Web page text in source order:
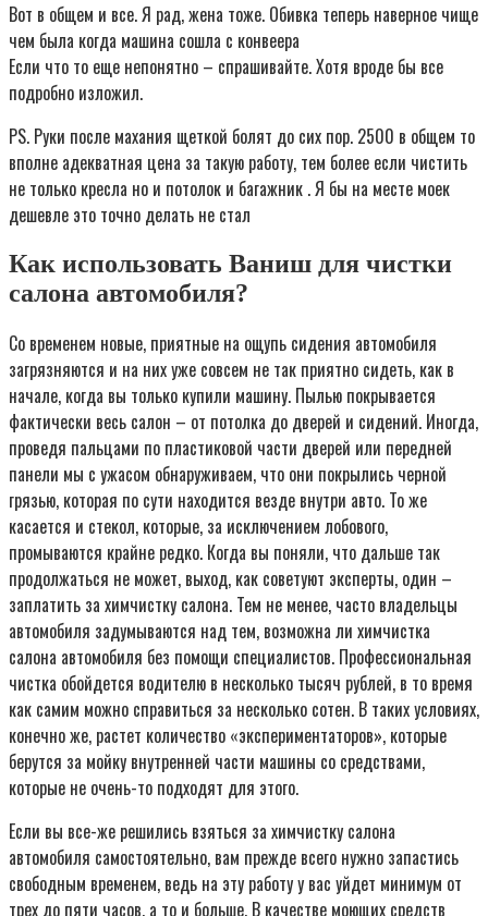
Вот в общем и все. Я рад, жена тоже. Обивка теперь наверное чище
чем была когда машина сошла с конвеера
Если что то еще непонятно – спрашивайте. Хотя вроде бы все
подробно изложил.
PS. Руки после махания щеткой болят до сих пор. 2500 в общем то
вполне адекватная цена за такую работу, тем более если чистить
не только кресла но и потолок и багажник . Я бы на месте моек
дешевле это точно делать не стал
Как использовать Ваниш для чистки
салона автомобиля?
Со временем новые, приятные на ощупь сидения автомобиля
загрязняются и на них уже совсем не так приятно сидеть, как в
начале, когда вы только купили машину. Пылью покрывается
фактически весь салон – от потолка до дверей и сидений. Иногда,
проведя пальцами по пластиковой части дверей или передней
панели мы с ужасом обнаруживаем, что они покрылись черной
грязью, которая по сути находится везде внутри авто. То же
касается и стекол, которые, за исключением лобового,
промываются крайне редко. Когда вы поняли, что дальше так
продолжаться не может, выход, как советуют эксперты, один –
заплатить за химчистку салона. Тем не менее, часто владельцы
автомобиля задумываются над тем, возможна ли химчистка
салона автомобиля без помощи специалистов. Профессиональная
чистка обойдется водителю в несколько тысяч рублей, в то время
как самим можно справиться за несколько сотен. В таких условиях,
конечно же, растет количество «экспериментаторов», которые
берутся за мойку внутренней части машины со средствами,
которые не очень-то подходят для этого.
Если вы все-же решились взяться за химчистку салона
автомобиля самостоятельно, вам прежде всего нужно запастись
свободным временем, ведь на эту работу у вас уйдет минимум от
трех до пяти часов, а то и больше. В качестве моющих средств